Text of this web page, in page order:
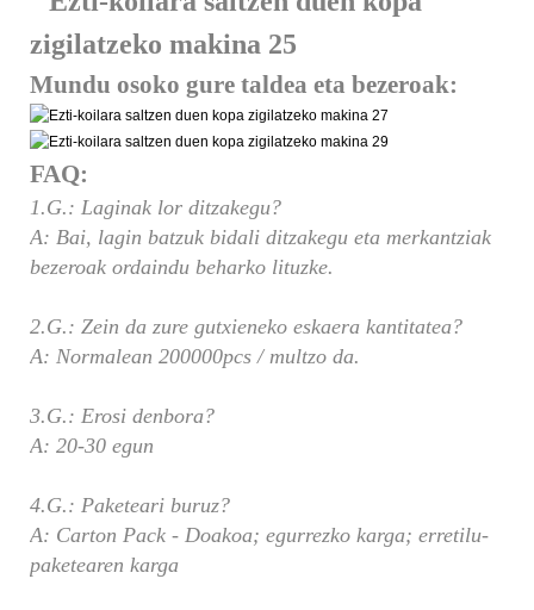
Mundu osoko gure taldea eta bezeroak:
FAQ:
1.G.: Laginak lor ditzakegu?
A: Bai, lagin batzuk bidali ditzakegu eta merkantziak
bezeroak ordaindu beharko lituzke.
2.G.: Zein da zure gutxieneko eskaera kantitatea?
A: Normalean 200000pcs / multzo da.
3.G.: Erosi denbora?
A: 20-30 egun
4.G.: Paketeari buruz?
A: Carton Pack - Doakoa; egurrezko karga; erretilu-
paketearen karga